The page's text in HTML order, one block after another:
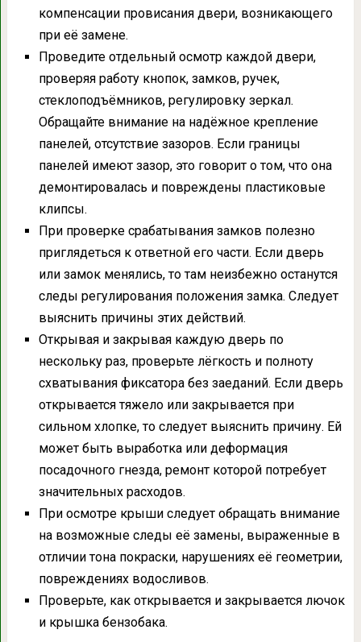
компенсации провисания двери, возникающего
при её замене.
Проведите отдельный осмотр каждой двери,
проверяя работу кнопок, замков, ручек,
стеклоподъёмников, регулировку зеркал.
Обращайте внимание на надёжное крепление
панелей, отсутствие зазоров. Если границы
панелей имеют зазор, это говорит о том, что она
демонтировалась и повреждены пластиковые
клипсы.
При проверке срабатывания замков полезно
приглядеться к ответной его части. Если дверь
или замок менялись, то там неизбежно останутся
следы регулирования положения замка. Следует
выяснить причины этих действий.
Открывая и закрывая каждую дверь по
нескольку раз, проверьте лёгкость и полноту
схватывания фиксатора без заеданий. Если дверь
открывается тяжело или закрывается при
сильном хлопке, то следует выяснить причину. Ей
может быть выработка или деформация
посадочного гнезда, ремонт которой потребует
значительных расходов.
При осмотре крыши следует обращать внимание
на возможные следы её замены, выраженные в
отличии тона покраски, нарушениях её геометрии,
повреждениях водосливов.
Проверьте, как открывается и закрывается лючок
и крышка бензобака.